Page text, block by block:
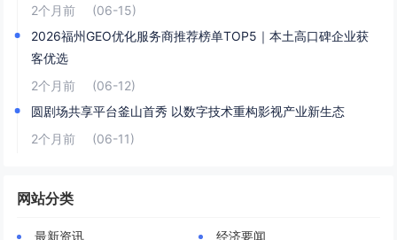
2个月前
(06-15)
2026福州GEO优化服务商推荐榜单TOP5｜本土高口碑企业获
客优选
2个月前
(06-12)
圆剧场共享平台釜山首秀 以数字技术重构影视产业新生态
2个月前
(06-11)
网站分类
最新资讯
经济要闻